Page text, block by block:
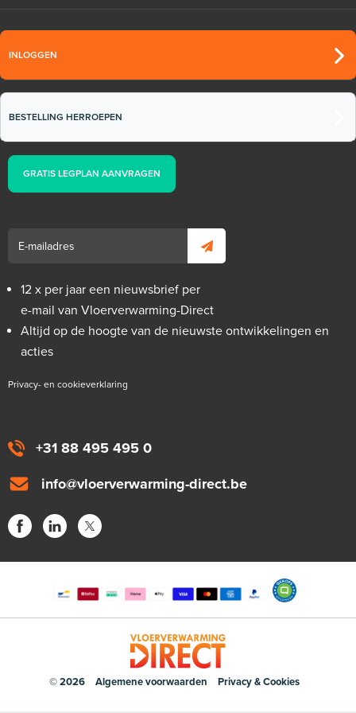
Droogloopmat Verwarmde
deurmat | 2,16 m² / 666 Watt
(120cm x 180cm)
120cm x 180cm / 666 W
€ 395,00
+31 88 495 495 0
info@vloerverwarming-direct.be
INLOGGEN
BESTELLING HERROEPEN
GRATIS LEGPLAN AANVRAGEN
12 x per jaar een nieuwsbrief per
e-mail van Vloerverwarming-Direct
Altijd op de hoogte van de nieuwste ontwikkelingen en
acties
Privacy- en cookieverklaring
© 2026 Algemene voorwaarden Privacy & Cookies